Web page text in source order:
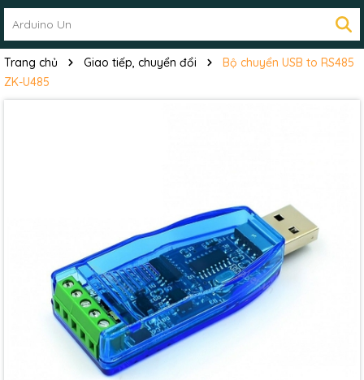
Trang chủ Giao tiếp, chuyển đổi
Bộ chuyển USB to RS485
ZK-U485